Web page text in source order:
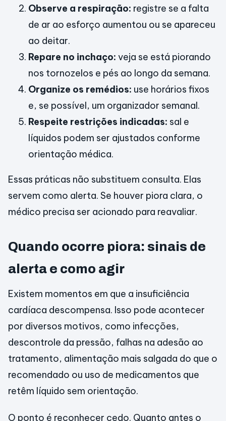
Observe a respiração: registre se a falta
de ar ao esforço aumentou ou se apareceu
ao deitar.
Repare no inchaço: veja se está piorando
nos tornozelos e pés ao longo da semana.
Organize os remédios: use horários fixos
e, se possível, um organizador semanal.
Respeite restrições indicadas: sal e
líquidos podem ser ajustados conforme
orientação médica.
Essas práticas não substituem consulta. Elas
servem como alerta. Se houver piora clara, o
médico precisa ser acionado para reavaliar.
Quando ocorre piora: sinais de
alerta e como agir
Existem momentos em que a insuficiência
cardíaca descompensa. Isso pode acontecer
por diversos motivos, como infecções,
descontrole da pressão, falhas na adesão ao
tratamento, alimentação mais salgada do que o
recomendado ou uso de medicamentos que
retêm líquido sem orientação.
O ponto é reconhecer cedo. Quanto antes o